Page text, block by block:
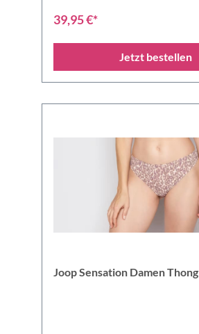
39,95 €*
Jetzt bestellen
Joop Sensation Damen Thong